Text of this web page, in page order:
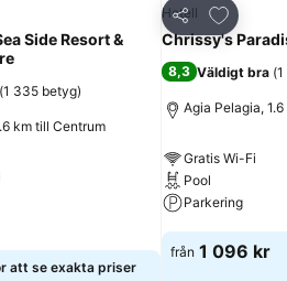
i Mina Favoriter
Side Resort &
(1 335 betyg)
km till Centrum
att se exakta priser
Dela
Lägg till i
Hotell
Chrissy's
8,3 Väldigt bra (
Agia Pelagia,
Gratis Wi-Fi
Pool
Parkering
Se priser
från 1 096 kr